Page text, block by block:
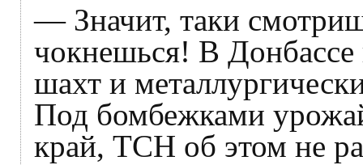
— Значит, таки
чокнешься! В
шахт и
Под бомбежками
край, ТСН об этом не